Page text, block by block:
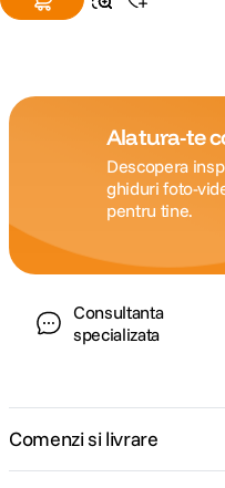
Alatura-te
Descopera
ghiduri foto-
pentru tine.
Consultanta
specializata
Comenzi si livrare